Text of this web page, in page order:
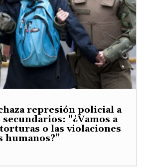
represión policial a
“¿Vamos a
o las violaciones
humanos?”